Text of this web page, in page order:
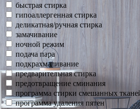
быстрая стирка
гипоаллергенная стирка
деликатная/ручная стирка
замачивание
ночной режим
подача пара
подкрахмаливание
предварительная стирка
предотвращение сминания
программа стирки смешанных
программа удаления пятен